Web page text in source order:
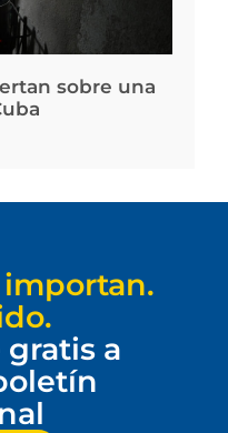
sobre una
a